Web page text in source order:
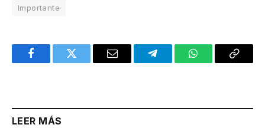
Importante
FacebookTwitter Email TelegramWhatsAppCopy
LEER MÁS